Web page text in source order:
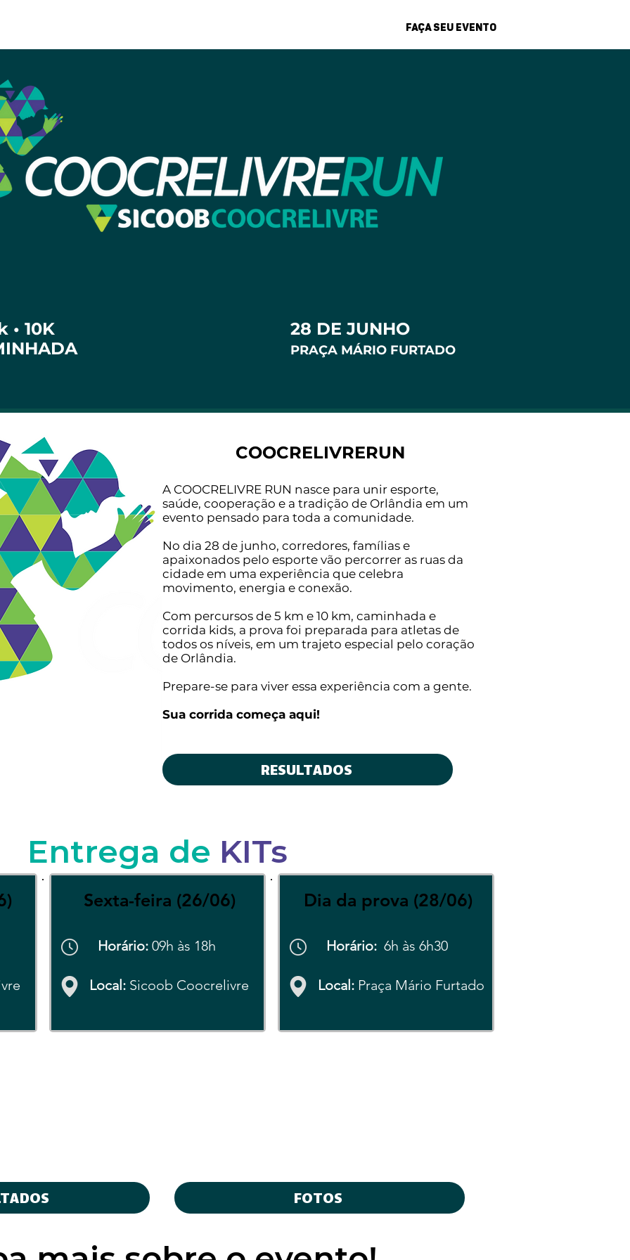
FAÇA SEU EVENTO
• 10K
28 DE JUNHO
PRAÇA MÁRIO FURTADO
COOCRELIVRERUN
A COOCRELIVRE RUN nasce para unir esporte,
saúde, cooperação e a tradição de Orlândia em um
evento pensado para toda a comunidade.
No dia 28 de junho, corredores, famílias e
apaixonados pelo esporte vão percorrer as ruas da
cidade em uma experiência que celebra
movimento, energia e conexão.
Com percursos de 5 km e 10 km, caminhada e
corrida kids, a prova foi preparada para atletas de
todos os níveis, em um trajeto especial pelo coração
de Orlândia.
Prepare-se para viver essa experiência com a gente.
Sua corrida começa aqui!
RESULTADOS
Entrega de KITs
Sexta-feira (26/06)
Horário: 09h às 18h
Local: Sicoob Coocrelivre
Dia da prova (28/06)
Horário: 6h às 6h30
Local: Praça Mário Furtado
FOTOS